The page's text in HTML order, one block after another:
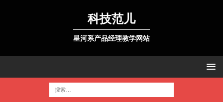
科技范儿
星河系产品经理教学网站